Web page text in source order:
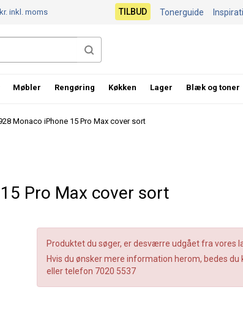
Monaco iPhone 15 Pro Max cover sort
Pro Max cover sort
Produktet du søger, er desværre udgået fra vores
Hvis du ønsker mere information herom, bedes du
eller telefon 7020 5537
inkl. moms Tonerguide
TILBUD
Møbler Rengøring Køkken Lager Blæk og toner